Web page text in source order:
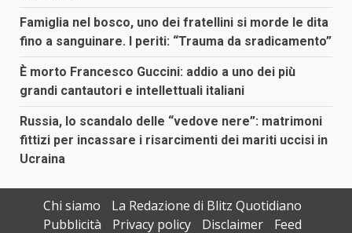
Famiglia nel bosco, uno dei fratellini si morde le dita
fino a sanguinare. I periti: “Trauma da sradicamento”
È morto Francesco Guccini: addio a uno dei più
grandi cantautori e intellettuali italiani
Russia, lo scandalo delle “vedove nere”: matrimoni
fittizi per incassare i risarcimenti dei mariti uccisi in
Ucraina
Chi siamo
La Redazione di Blitz Quotidiano
Pubblicità
Privacy policy Disclaimer Feed